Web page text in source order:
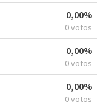
0,00%
0 votos
0,00%
0 votos
0,00%
0 votos